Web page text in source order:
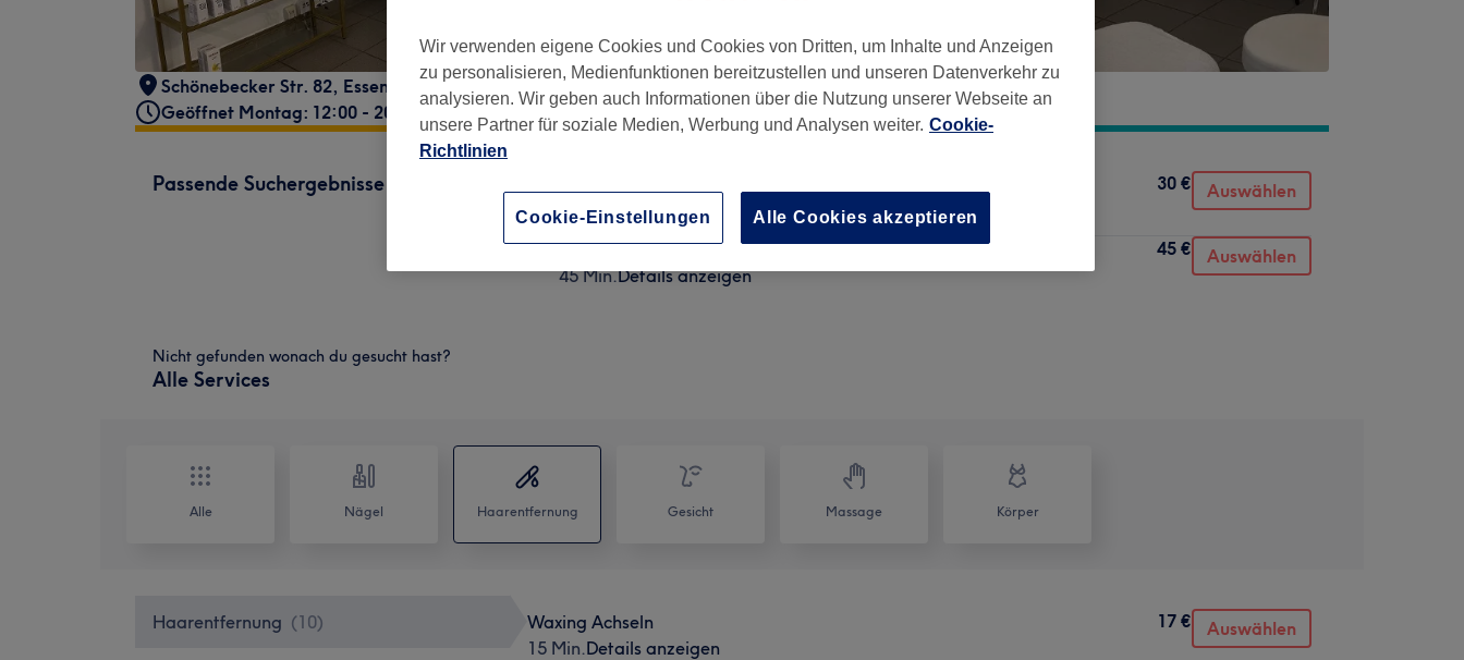
Schönebecker Str. 82, Essen
45359
Geöffnet Montag: 12:00 - 20:00
Passende Suchergebnisse
30 Min.Details anzeigen
30 € Auswählen
Waxing Beine komplett
45 Min.Details anzeigen
45 € Auswählen
Nicht gefunden wonach du gesucht hast?
Alle Services
Alle Nägel Haarentfernung Gesicht Massage Körper
Haarentfernung (10)
Waxing Achseln
15 Min.Details anzeigen
17 € Auswählen
Wir verwenden eigene Cookies und Cookies von Dritten, um Inhalte und Anzeigen
zu personalisieren, Medienfunktionen bereitzustellen und unseren Datenverkehr zu
analysieren. Wir geben auch Informationen über die Nutzung unserer Webseite an
unsere Partner für soziale Medien, Werbung und Analysen weiter. Cookie-
Richtlinien
Cookie-Einstellungen Alle Cookies akzeptieren